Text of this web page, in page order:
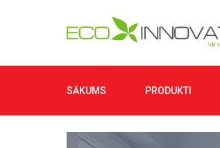
SĀKUMS PRODUKTI